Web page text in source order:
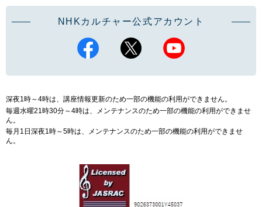
NHKカルチャー公式アカウント
深夜1時～4時は、講座情報更新のため一部の機能の利用ができません。
毎週水曜21時30分～4時は、メンテナンスのため一部の機能の利用ができませ
ん。
毎月1日深夜1時～5時は、メンテナンスのため一部の機能の利用ができませ
ん。